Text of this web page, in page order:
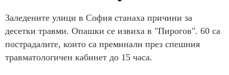
Заледените улици в София станаха причини за
десетки травми. Опашки се извиха в "Пирогов". 60 са
пострадалите, които са преминали през спешния
травматологичен кабинет до 15 часа.